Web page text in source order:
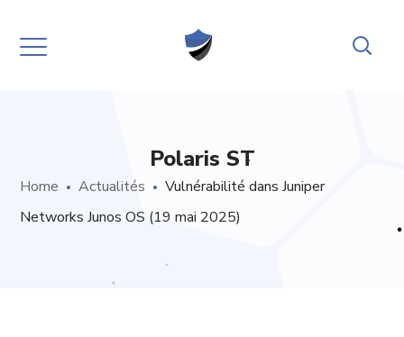
Polaris ST
Home Actualités
Vulnérabilité dans Juniper
Networks Junos OS (19 mai 2025)